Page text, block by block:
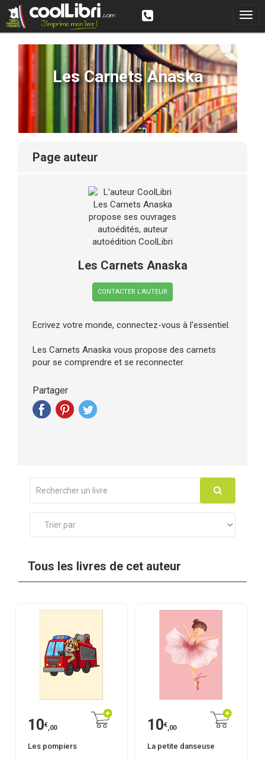
Les Carnets Anaska
page auteur
Les Carnets Anaska
CONTACTER L’AUTEUR
Ecrivez votre monde, connectez-vous à l'essentiel.
Les Carnets Anaska vous propose des carnets
pour se comprendre et se reconnecter.
Partager
Tous les livres de cet auteur
10€,00
Les pompiers
10€,00
La petite danseuse